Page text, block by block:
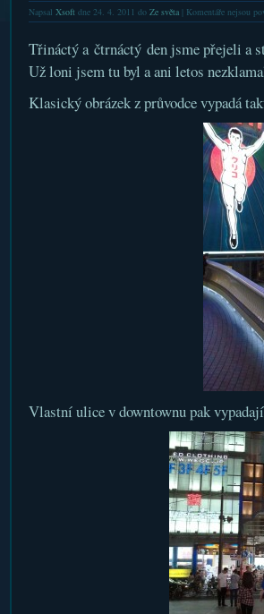
Napsal Xsoftdne 24. 4. 2011 do Ze světa| Komentáře nejsou
Třináctý a čtrnáctý den jsme přejeli a
Už loni jsem tu byl a ani letos
Klasický obrázek z průvodce vypadá
Vlastní ulice v downtownu pak